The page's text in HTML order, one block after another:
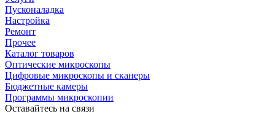
Пусконаладка
Настройка
Ремонт
Прочее
Каталог товаров
Оптические микроскопы
Цифровые микроскопы и сканеры
Бюджетные камеры
Программы микроскопии
Оставайтесь на связи